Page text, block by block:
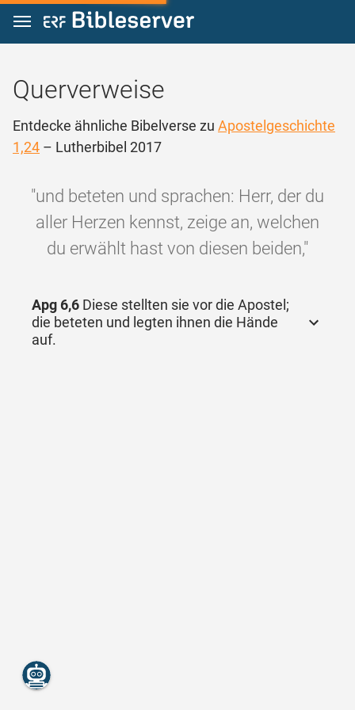
Zum Inhalt springen
Querverweise
Entdecke ähnliche Bibelverse zu Apostelgeschichte
1,24 – Lutherbibel 2017
"und beteten und sprachen: Herr, der du
aller Herzen kennst, zeige an, welchen
du erwählt hast von diesen beiden,"
Apg 6,6 Diese stellten sie vor die Apostel;
die beteten und legten ihnen die Hände
auf.